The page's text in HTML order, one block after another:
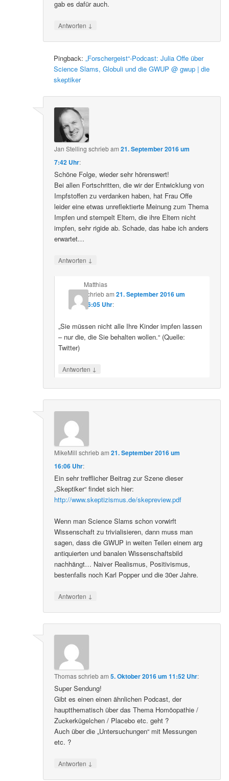
gab es dafür auch.
Antworten ↓
Pingback:„Forschergeist“-Podcast: Julia Offe über
Science Slams, Globuli und die GWUP @ gwup | die
skeptiker
Jan Stelling schriebam21. September 2016 um
7:42 Uhr:
Schöne Folge, wieder sehr hörenswert!
Bei allen Fortschritten, die wir der Entwicklung von
Impfstoffen zu verdanken haben, hat Frau Offe
leider eine etwas unreflektierte Meinung zum Thema
Impfen und stempelt Eltern, die ihre Eltern nicht
impfen, sehr rigide ab. Schade, das habe ich anders
erwartet…
Antworten ↓
Matthias
schriebam 21. September 2016 um
16:05 Uhr:
„Sie müssen nicht alle Ihre Kinder impfen lassen
– nur die, die Sie behalten wollen.“ (Quelle:
Twitter)
Antworten ↓
MikeMill schriebam21. September 2016 um
16:06 Uhr:
Ein sehr trefflicher Beitrag zur Szene dieser
„Skeptiker“ findet sich hier:
http://www.skeptizismus.de/skepreview.pdf
Wenn man Science Slams schon vorwirft
Wissenschaft zu trivialisieren, dann muss man
sagen, dass die GWUP in weiten Teilen einem arg
antiquierten und banalen Wissenschaftsbild
nachhängt… Naiver Realismus, Positivismus,
bestenfalls noch Karl Popper und die 30er Jahre.
Antworten ↓
Thomasschriebam5. Oktober 2016 um 11:52 Uhr:
Super Sendung!
Gibt es einen einen ähnlichen Podcast, der
hauptthematisch über das Thema Homöopathie /
Zuckerkügelchen / Placebo etc. geht ?
Auch über die „Untersuchungen“ mit Messungen
etc. ?
Antworten ↓